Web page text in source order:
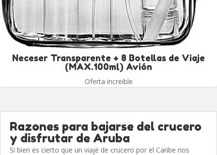
Neceser Transparente + 8 Botellas de Viaje
(MAX.100ml) Avión
Oferta increible
Razones para bajarse del crucero
y disfrutar de Aruba
Si bien es cierto que un viaje de crucero por el Caribe nos